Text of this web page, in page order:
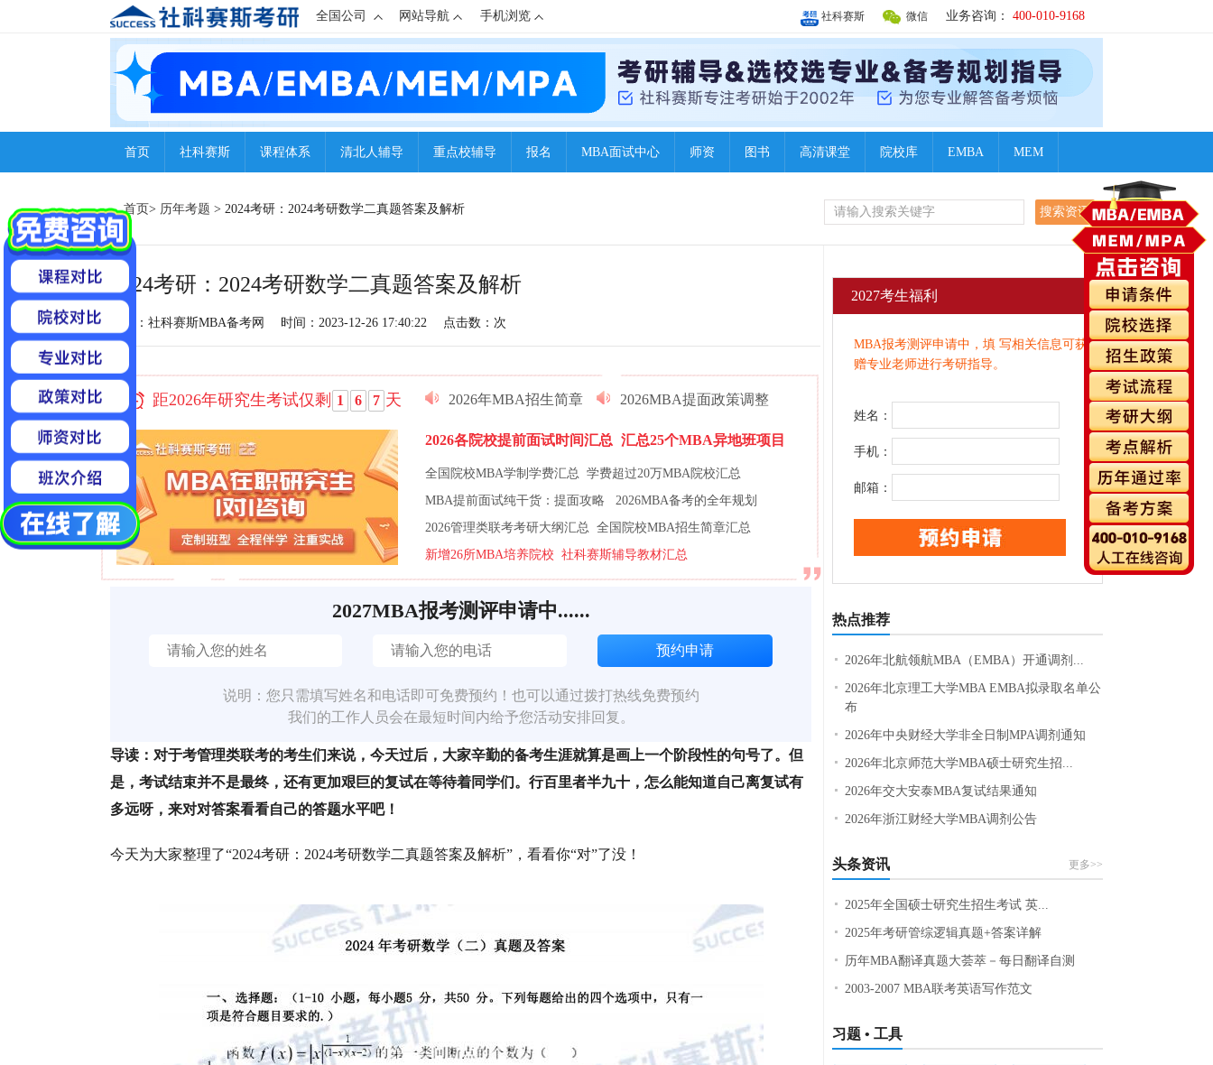
全国公司 网站导航 手机浏览 业务咨询： 400-010-9168
微信
社科赛斯
首页 社科赛斯 课程体系 清北人辅导 重点校辅导 报名 MBA面试中心 师资 图书 高清课堂 院校库 EMBA MEM
首页> 历年考题 > 2024考研：2024考研数学二真题答案及解析
2024考研：2024考研数学二真题答案及解析
来源：社科赛斯MBA备考网 时间：2023-12-26 17:40:22 点击数： 次
距2026年研究生考试仅剩 1 6 7 天 2026年MBA招生简章 2026MBA提面政策调整
2026各院校提前面试时间汇总 汇总25个MBA异地班项目
全国院校MBA学制学费汇总 学费超过20万MBA院校汇总
MBA提前面试纯干货：提面攻略
2026MBA备考的全年规划
2026管理类联考考研大纲汇总 全国院校MBA招生简章汇总
新增26所MBA培养院校 社科赛斯辅导教材汇总
2027MBA报考测评申请中......
说明：您只需填写姓名和电话即可免费预约！也可以通过拨打热线免费预约
我们的工作人员会在最短时间内给予您活动安排回复。
导读：对于考管理类联考的考生们来说，今天过后，大家辛勤的备考生涯就算是画上一个阶段性的句号了。但
是，考试结束并不是最终，还有更加艰巨的复试在等待着同学们。行百里者半九十，怎么能知道自己离复试有
多远呀，来对对答案看看自己的答题水平吧！
今天为大家整理了“2024考研：2024考研数学二真题答案及解析”，看看你“对”了没！
2027考生福利
MBA报考测评申请中，填 写相关信息可获
赠专业老师进行考研指导。
姓名：
手机：
邮箱：
热点推荐
2026年北航领航MBA（EMBA）开通调剂...
2026年北京理工大学MBA EMBA拟录取名单公
布
2026年中央财经大学非全日制MPA调剂通知
2026年北京师范大学MBA硕士研究生招...
2026年交大安泰MBA复试结果通知
2026年浙江财经大学MBA调剂公告
头条资讯 更多>>
2025年全国硕士研究生招生考试 英...
2025年考研管综逻辑真题+答案详解
历年MBA翻译真题大荟萃－每日翻译自测
2003-2007 MBA联考英语写作范文
习题 • 工具